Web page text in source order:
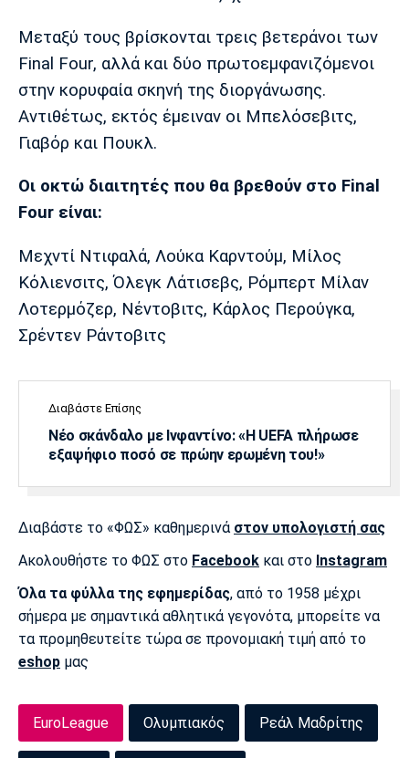
Πολιτισμός
Τραγούδια
Cine Spot
Running
Media
Πρόγραμμα TV
Ιωνικός Κηφισιά Πανσερραϊκός
Μάντσεστερ
Τσέλσι Άρσεναλ
Λίβερπουλ
Σίτι
Ίντερ Μίλαν Μπάγερν
Μπορούσια
Ντόρτμουντ
Παρί Σεν
Ζερμέν
Μαρσέιγ
Ερυθρός
Αστέρας
Μεταξύ τους βρίσκονται τρεις βετεράνοι των
Final Four, αλλά και δύο πρωτοεμφανιζόμενοι
στην κορυφαία σκηνή της διοργάνωσης.
Αντιθέτως, εκτός έμειναν οι Μπελόσεβιτς,
Γιαβόρ και Πουκλ.
Οι οκτώ διαιτητές που θα βρεθούν στο Final
Four είναι:
Μεχντί Ντιφαλά, Λούκα Καρντούμ, Μίλος
Κόλιενσιτς, Όλεγκ Λάτισεβς, Ρόμπερτ Μίλαν
Λοτερμόζερ, Νέντοβιτς, Κάρλος Περούγκα,
Σρέντεν Ράντοβιτς
Διαβάστε Επίσης
Νέο σκάνδαλο με Ινφαντίνο: «Η UEFA πλήρωσε
εξαψήφιο ποσό σε πρώην ερωμένη του!»
Διαβάστε το «ΦΩΣ» καθημερινά στον υπολογιστή σας
Ακολουθήστε το ΦΩΣ στο Facebook και στο Instagram
Όλα τα φύλλα της εφημερίδας, από το 1958 μέχρι
σήμερα με σημαντικά αθλητικά γεγονότα, μπορείτε να
τα προμηθευτείτε τώρα σε προνομιακή τιμή από το
eshop μας
EuroLeague Ολυμπιακός Ρεάλ Μαδρίτης